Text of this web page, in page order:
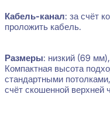
Кабель-канал: за счёт
проложить кабель.
Размеры: низкий (69
Компактная высота
стандартными
счёт скошенной верхней